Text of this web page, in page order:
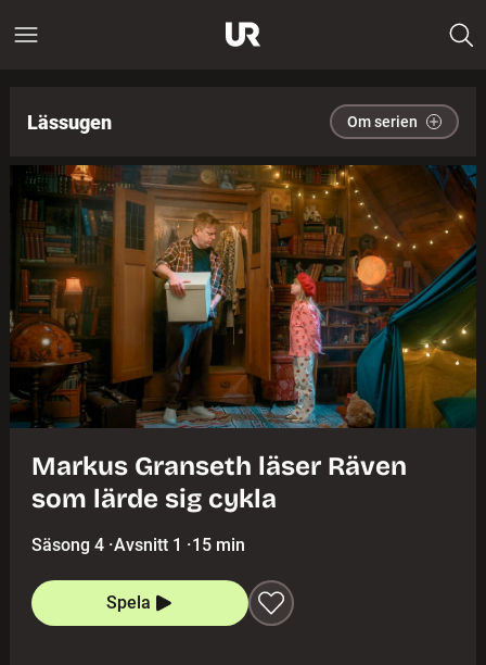
Lässugen Om serien
Markus Granseth läser Räven
som lärde sig cykla
Säsong 4 ·Avsnitt 1 ·15 min
Spela